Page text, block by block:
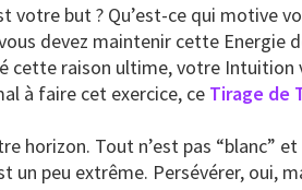
votre but ? Qu’est-ce qui motive
devez maintenir cette Energie
cette raison ultime, votre Intuition
à faire cet exercice, ce Tirage de
Tout n’est pas “blanc”
un peu extrême. Persévérer,